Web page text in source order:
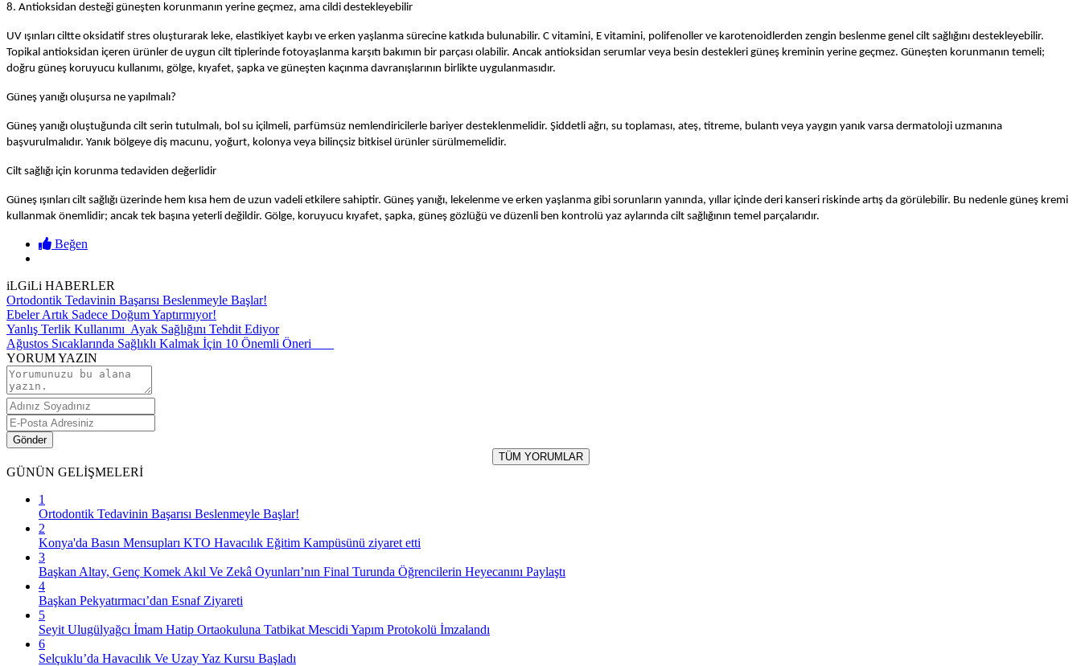
8. Antioksidan desteği güneşten korunmanın yerine geçmez, ama cildi destekleyebilir
UV ışınları ciltte oksidatif stres oluşturarak leke, elastikiyet kaybı ve erken yaşlanma sürecine katkıda bulunabilir. C vitamini, E vitamini, polifenoller ve karotenoidlerden zengin beslenme genel cilt sağlığını destekleyebilir.
Topikal antioksidan içeren ürünler de uygun cilt tiplerinde fotoyaşlanma karşıtı bakımın bir parçası olabilir. Ancak antioksidan serumlar veya besin destekleri güneş kreminin yerine geçmez. Güneşten korunmanın temeli;
doğru güneş koruyucu kullanımı, gölge, kıyafet, şapka ve güneşten kaçınma davranışlarının birlikte uygulanmasıdır.
Güneş yanığı oluşursa ne yapılmalı?
Güneş yanığı oluştuğunda cilt serin tutulmalı, bol su içilmeli, parfümsüz nemlendiricilerle bariyer desteklenmelidir. Şiddetli ağrı, su toplaması, ateş, titreme, bulantı veya yaygın yanık varsa dermatoloji uzmanına
başvurulmalıdır. Yanık bölgeye diş macunu, yoğurt, kolonya veya bilinçsiz bitkisel ürünler sürülmemelidir.
Cilt sağlığı için korunma tedaviden değerlidir
Güneş ışınları cilt sağlığı üzerinde hem kısa hem de uzun vadeli etkilere sahiptir. Güneş yanığı, lekelenme ve erken yaşlanma gibi sorunların yanında, yıllar içinde deri kanseri riskinde artış da görülebilir. Bu nedenle güneş kremi
kullanmak önemlidir; ancak tek başına yeterli değildir. Gölge, koruyucu kıyafet, şapka, güneş gözlüğü ve düzenli ben kontrolü yaz aylarında cilt sağlığının temel parçalarıdır.
Beğen
iLGiLi HABERLER
Ortodontik Tedavinin Başarısı Beslenmeyle Başlar!
Ebeler Artık Sadece Doğum Yaptırmıyor!
Yanlış Terlik Kullanımı Ayak Sağlığını Tehdit Ediyor
Ağustos Sıcaklarında Sağlıklı Kalmak İçin 10 Önemli Öneri
YORUM YAZIN
Gönder
TÜM YORUMLAR
GÜNÜN GELİŞMELERİ
1
Ortodontik Tedavinin Başarısı Beslenmeyle Başlar!
2
Konya'da Basın Mensupları KTO Havacılık Eğitim Kampüsünü ziyaret etti
3
Başkan Altay, Genç Komek Akıl Ve Zekâ Oyunları’nın Final Turunda Öğrencilerin Heyecanını Paylaştı
4
Başkan Pekyatırmacı’dan Esnaf Ziyareti
5
Seyit Ulugülyağcı İmam Hatip Ortaokuluna Tatbikat Mescidi Yapım Protokolü İmzalandı
6
Selçuklu’da Havacılık Ve Uzay Yaz Kursu Başladı